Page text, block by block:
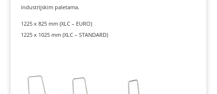
industrijskim paletama.
1225 x 825 mm (XLC – EURO)
1225 x 1025 mm (XLC – STANDARD)